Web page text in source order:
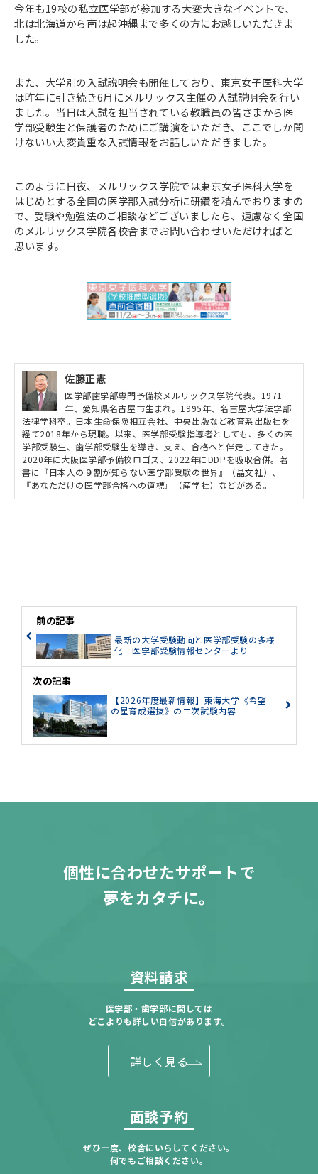
今年も19校の私立医学部が参加する大変大きなイベントで、
北は北海道から南は起沖縄まで多くの方にお越しいただきま
した。
また、大学別の入試説明会も開催しており、東京女子医科大学
は昨年に引き続き6月にメルリックス主催の入試説明会を行い
ました。当日は入試を担当されている教職員の皆さまから医
学部受験生と保護者のためにご講演をいただき、ここでしか聞
けないい大変貴重な入試情報をお話しいただきました。
このように日夜、メルリックス学院では東京女子医科大学を
はじめとする全国の医学部入試分析に研鑽を積んでおりますの
で、受験や勉強法のご相談などございましたら、遠慮なく全国
のメルリックス学院各校舎までお問い合わせいただければと
思います。
佐藤正憲
医学部歯学部専門予備校メルリックス学院代表。1971
年、愛知県名古屋市生まれ。1995年、名古屋大学法学部
法律学科卒。日本生命保険相互会社、中央出版など教育系出版社を
経て2018年から現職。以来、医学部受験指導者としても、多くの医
学部受験生、歯学部受験生を導き、支え、合格へと伴走してきた。
2020年に大阪医学部予備校ロゴス、2022年にDDPを吸収合併。著
書に『日本人の９割が知らない医学部受験の世界』（晶文社）、
『あなただけの医学部合格への道標』（産学社）などがある。
前の記事
最新の大学受験動向と医学部受験の多様
化｜医学部受験情報センターより
次の記事
【2026年度最新情報】東海大学《希望
の星育成選抜》の二次試験内容
個性に合わせたサポートで
夢をカタチに。
資料請求
医学部・歯学部に関しては
どこよりも詳しい自信があります。
詳しく見る
面談予約
ぜひ一度、校舎にいらしてください。
何でもご相談ください。